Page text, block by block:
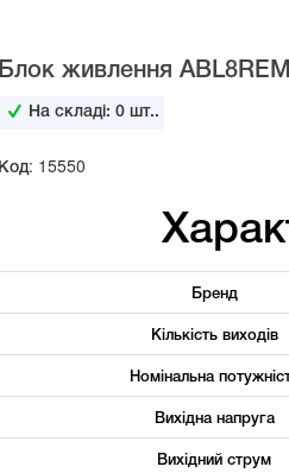
Блок живлення
На складі: 0шт..
Код: 15550
Бренд
Кількість виходів
Номінальна
Вихідна напруга
Вихідний струм